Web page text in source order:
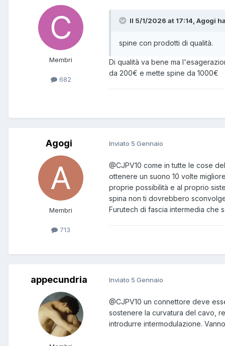
Membri
682
Il 5/1/2026 at 17:14, Agogi
spine con prodotti di qualità.
Di qualità va bene ma
da 200€ e mette spine da 1000€
Agogi
Membri
713
Inviato 5 Gennaio
@CJPV10 come in tutte le cose
ottenere un suono 10 volte
proprie possibilità e al proprio
spina non ti dovrebbero
Furutech di fascia intermedia che
appecundria Inviato 5 Gennaio
@CJPV10 un connettore deve
sostenere la curvatura del cavo,
introdurre intermodulazione.